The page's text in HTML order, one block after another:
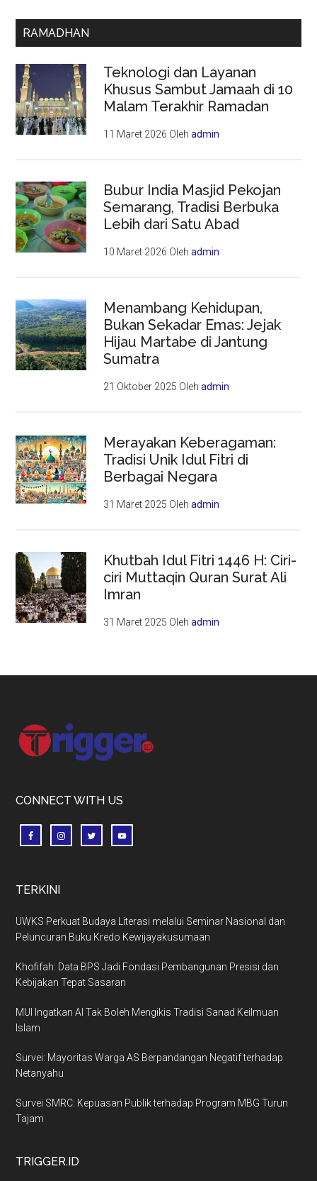
RAMADHAN
Teknologi dan Layanan
Khusus Sambut Jamaah di 10
Malam Terakhir Ramadan
11 Maret 2026 Olehadmin
Bubur India Masjid Pekojan
Semarang, Tradisi Berbuka
Lebih dari Satu Abad
10 Maret 2026 Olehadmin
Menambang Kehidupan,
Bukan Sekadar Emas: Jejak
Hijau Martabe di Jantung
Sumatra
21 Oktober 2025 Olehadmin
Merayakan Keberagaman:
Tradisi Unik Idul Fitri di
Berbagai Negara
31 Maret 2025 Olehadmin
Khutbah Idul Fitri 1446 H: Ciri-
ciri Muttaqin Quran Surat Ali
Imran
31 Maret 2025 Olehadmin
Footer
CONNECT WITH US
TERKINI
UWKS Perkuat Budaya Literasi melalui Seminar Nasional dan
Peluncuran Buku Kredo Kewijayakusumaan
Khofifah: Data BPS Jadi Fondasi Pembangunan Presisi dan
Kebijakan Tepat Sasaran
MUI Ingatkan AI Tak Boleh Mengikis Tradisi Sanad Keilmuan
Islam
Survei: Mayoritas Warga AS Berpandangan Negatif terhadap
Netanyahu
Survei SMRC: Kepuasan Publik terhadap Program MBG Turun
Tajam
TRIGGER.ID